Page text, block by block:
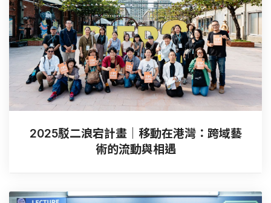
2025駁二浪宕計畫｜移動在港灣：跨域藝
術的流動與相遇